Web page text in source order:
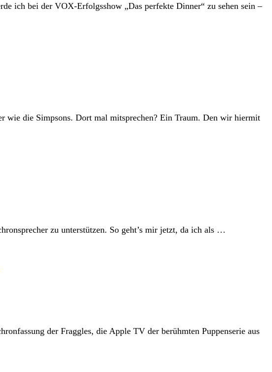
ich bei der VOX-Erfolgsshow „Das perfekte Dinner“ zu sehen sein –
wie die Simpsons. Dort mal mitsprechen? Ein Traum. Den wir hiermit
zu unterstützen. So geht’s mir jetzt, da ich als …
der Fraggles, die Apple TV der berühmten Puppenserie aus